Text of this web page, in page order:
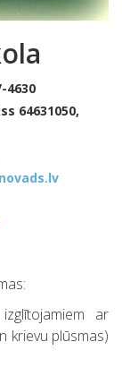
4630
64631050,
ar
krievu plūsmas)